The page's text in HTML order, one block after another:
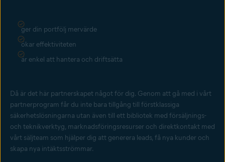
ger din portfölj mervärde
ökar effektiviteten
är enkel att hantera och driftsätta
Då är det här partnerskapet något för dig. Genom att gå med i vårt
partnerprogram får du inte bara tillgång till förstklassiga
säkerhetslösningarna utan även till ett bibliotek med försäljnings-
och teknikverktyg, marknadsföringsresurser och direktkontakt med
vårt säljteam som hjälper dig att generera leads, få nya kunder och
skapa nya intäktsströmmar.